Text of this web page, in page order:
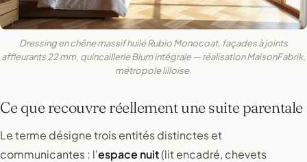
Dressing en chêne massif huilé Rubio Monocoat, façades à joints
affleurants 22 mm, quincaillerie Blum intégrale — réalisation MaisonFabrik,
métropole lilloise.
Ce que recouvre réellement une suite parentale
Le terme désigne trois entités distinctes et
communicantes : l'espace nuit(lit encadré, chevets